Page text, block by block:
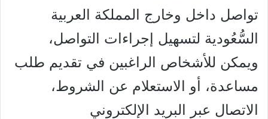
تواصل داخل وخارج المملكة العربية
السُّعُودية لتسهيل إجراءات التواصل،
ويمكن للأشخاص الراغبين في تقديم طلب
مساعدة، أو الاستعلام عن الشروط،
الاتصال عبر البريد الإلكتروني